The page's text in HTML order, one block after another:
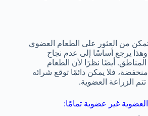
من العثور على الطعام العضوي
يرجع أساسًا إلى عدم نجاح
أيضًا نظرًا لأن الطعام
فلا يمكن دائمًا توقع شرائه
الزراعة العضوية.